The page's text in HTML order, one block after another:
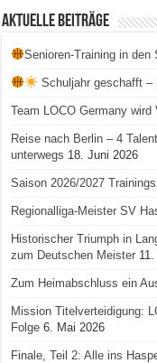
Aktuelle Beiträge
Senioren-Training in den
Schuljahr geschafft –
Team LOCO Germany
Reise nach Berlin – 4
unterwegs 18. Juni 2026
Saison 2026/2027
Regionalliga-Meister SV
Historischer Triumph in
zum Deutschen Meister
Zum Heimabschluss ein
Mission Titelverteidigung:
Folge 6. Mai 2026
Finale, Teil 2: Alle ins